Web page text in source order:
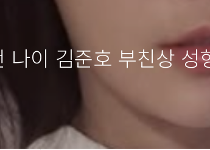
나이 김준호 부친상